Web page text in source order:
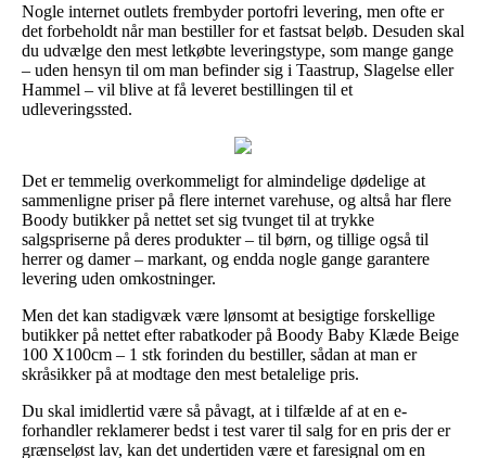
Nogle internet outlets frembyder portofri levering, men ofte er
det forbeholdt når man bestiller for et fastsat beløb. Desuden skal
du udvælge den mest letkøbte leveringstype, som mange gange
– uden hensyn til om man befinder sig i Taastrup, Slagelse eller
Hammel – vil blive at få leveret bestillingen til et
udleveringssted.
Det er temmelig overkommeligt for almindelige dødelige at
sammenligne priser på flere internet varehuse, og altså har flere
Boody butikker på nettet set sig tvunget til at trykke
salgspriserne på deres produkter – til børn, og tillige også til
herrer og damer – markant, og endda nogle gange garantere
levering uden omkostninger.
Men det kan stadigvæk være lønsomt at besigtige forskellige
butikker på nettet efter rabatkoder på Boody Baby Klæde Beige
100 X100cm – 1 stk forinden du bestiller, sådan at man er
skråsikker på at modtage den mest betalelige pris.
Du skal imidlertid være så påvagt, at i tilfælde af at en e-
forhandler reklamerer bedst i test varer til salg for en pris der er
grænseløst lav, kan det undertiden være et faresignal om en